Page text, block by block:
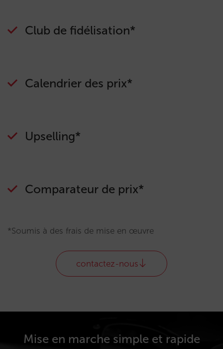
Club de fidélisation*
Calendrier des prix*
Upselling*
Comparateur de prix*
*Soumis à des frais de mise en œuvre
contactez-nous
Mise en marche simple et rapide